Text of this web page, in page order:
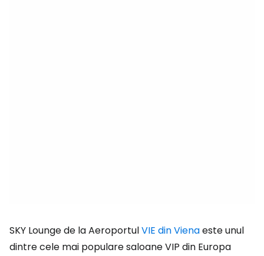
SKY Lounge de la AeroportulVIE din Vienaeste unul
dintre cele mai populare saloane VIP din Europa